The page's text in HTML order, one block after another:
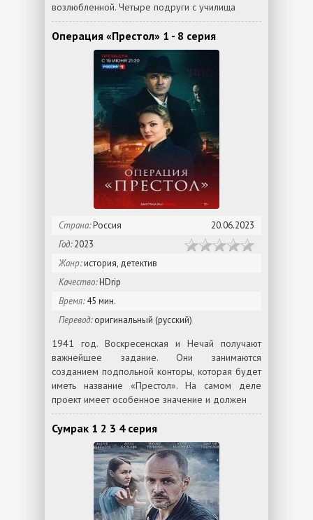
возлюбленной. Четыре подруги с училища
Операция «Престол» 1 - 8 серия
Страна:Россия
20.06.2023
Год:2023
Жанр:история, детектив
Качество:HDrip
Время:45 мин.
Перевод:оригинальный (русский)
1941 год. Воскресенская и Нечай получают
важнейшее задание. Они занимаются
созданием подпольной конторы, которая будет
иметь название «Престол». На самом деле
проект имеет особенное значение и должен
Сумрак 1 2 3 4 серия